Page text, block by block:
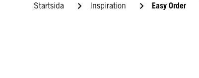
Startsida Inspiration Easy Order